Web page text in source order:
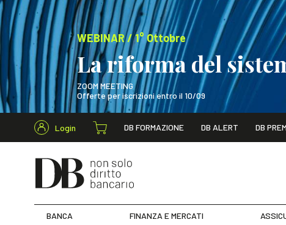
WEBINAR / 1° Ottobre
La riforma del
ZOOM MEETING
Offerte per iscrizioni entro il 10/09
WEBINAR / 1°
Login DB FORMAZIONE DB ALERT DB
BANCA FINANZA E MERCATI